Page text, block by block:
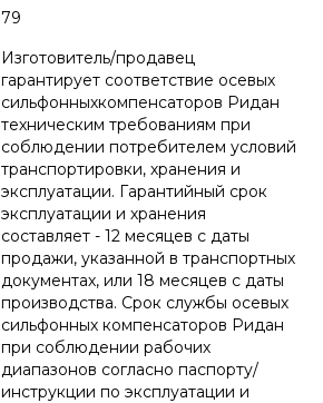
79
Изготовитель/продавец
гарантирует соответствие осевых
сильфонныхкомпенсаторов Ридан
техническим требованиям при
соблюдении потребителем условий
транспортировки, хранения и
эксплуатации. Гарантийный срок
эксплуатации и хранения
составляет - 12 месяцев с даты
продажи, указанной в транспортных
документах, или 18 месяцев с даты
производства. Срок службы осевых
сильфонных компенсаторов Ридан
при соблюдении рабочих
диапазонов согласно паспорту/
инструкции по эксплуатации и